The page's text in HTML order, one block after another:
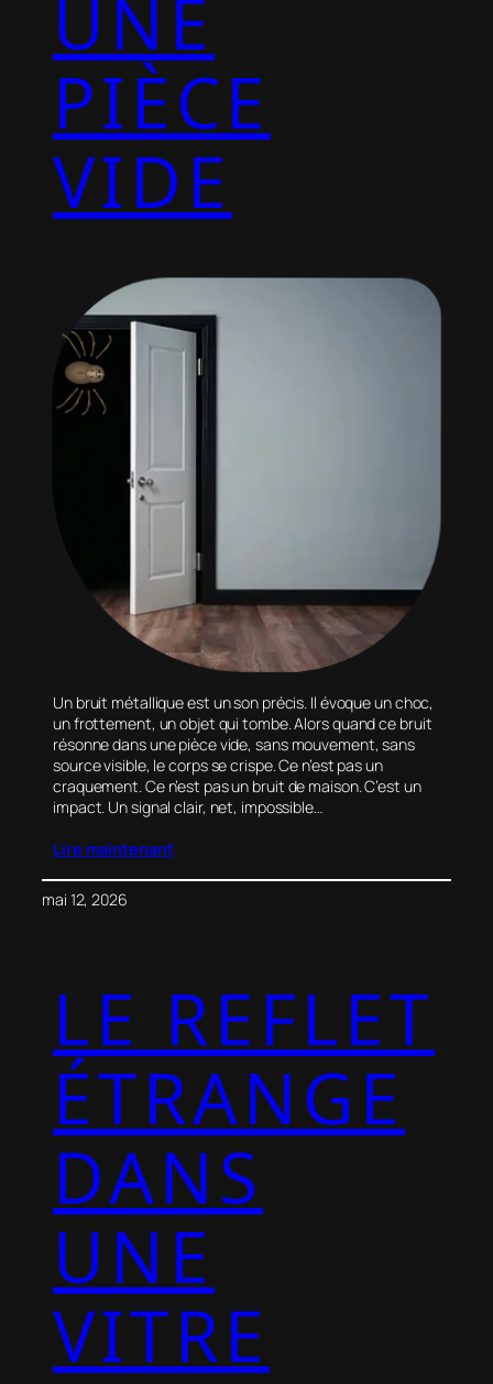
UNE
PIÈCE
VIDE
Un bruit métallique est un son précis. Il évoque un choc,
un frottement, un objet qui tombe. Alors quand ce bruit
résonne dans une pièce vide, sans mouvement, sans
source visible, le corps se crispe. Ce n’est pas un
craquement. Ce n’est pas un bruit de maison. C’est un
impact. Un signal clair, net, impossible…
Lire maintenant
mai 12, 2026
LE REFLET
ÉTRANGE
DANS
UNE
VITRE